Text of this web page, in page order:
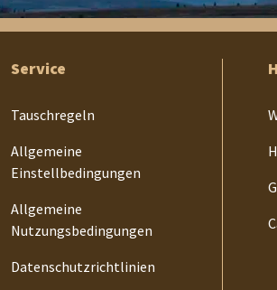
Service
Tauschregeln
Allgemeine
Einstellbedingungen
Allgemeine
Nutzungsbedingungen
Datenschutzrichtlinien